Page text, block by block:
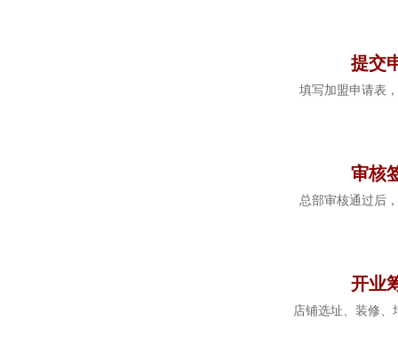
提交
填写加盟申请表
审核
总部审核通过后
开业
店铺选址、装修、